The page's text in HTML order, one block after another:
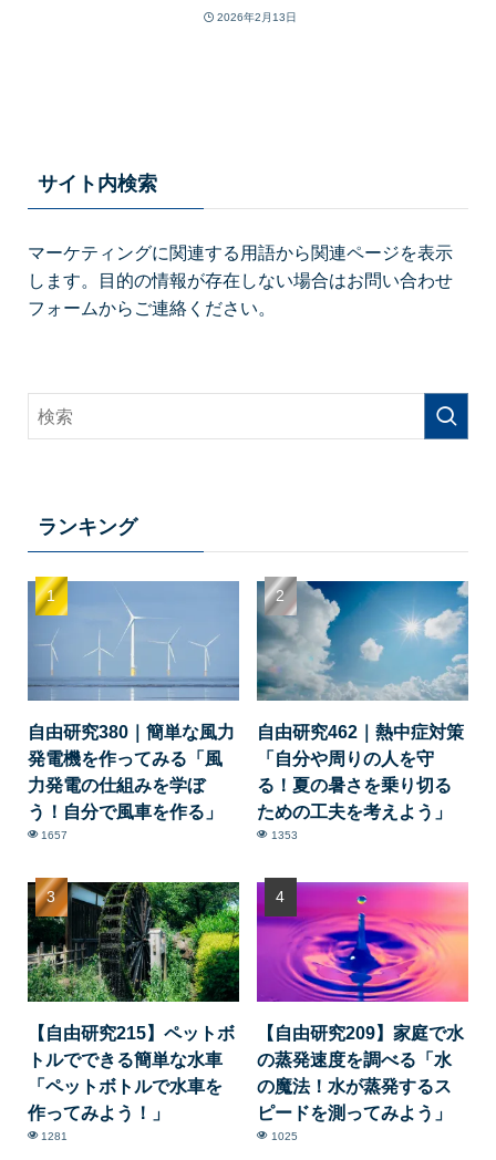
2026年2月13日
サイト内検索
マーケティングに関連する用語から関連ページを表示
します。目的の情報が存在しない場合はお問い合わせ
フォームからご連絡ください。
ランキング
自由研究380｜簡単な風力
発電機を作ってみる「風
力発電の仕組みを学ぼ
う！自分で風車を作る」
1657
自由研究462｜熱中症対策
「自分や周りの人を守
る！夏の暑さを乗り切る
ための工夫を考えよう」
1353
【自由研究215】ペットボ
トルでできる簡単な水車
「ペットボトルで水車を
作ってみよう！」
1281
【自由研究209】家庭で水
の蒸発速度を調べる「水
の魔法！水が蒸発するス
ピードを測ってみよう」
1025